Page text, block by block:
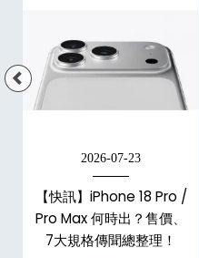
2026-07-23
【快訊】iPhone 18 Pro /
Pro Max 何時出？售價、
7大規格傳聞總整理！